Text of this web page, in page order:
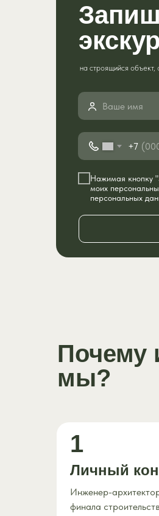
+7
Нажимая кнопку
моих
персональных
на строящийся объект,
Почему
мы?
1
Личный
Инженер-
финала